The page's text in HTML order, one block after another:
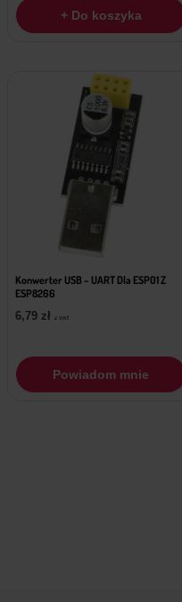
+ Do koszyka
Konwerter USB – UART Dla ESP01 Z
ESP8266
6,79 zł z VAT
Powiadom mnie